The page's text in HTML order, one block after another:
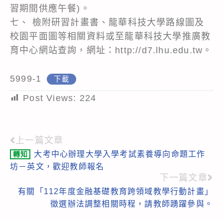
習期間供應午餐)。
七、 檢附研習計畫書、龍華科技大學路線圖及
校園平面圖等相關資料或至龍華科技大學推廣教
育中心網站查詢，網址：http://d7.lhu.edu.tw。
5999-1 下載
Post Views: 224
Read
more
上一篇文章
轉知
大考中心辦理大學入學考試素養導向命題工作
坊－英文，歡迎教師報名
下一篇文章
有關「112年度金融基礎教育跨領域教學行動計畫」
徵選辦法調整相關時程，請教師踴躍參與。